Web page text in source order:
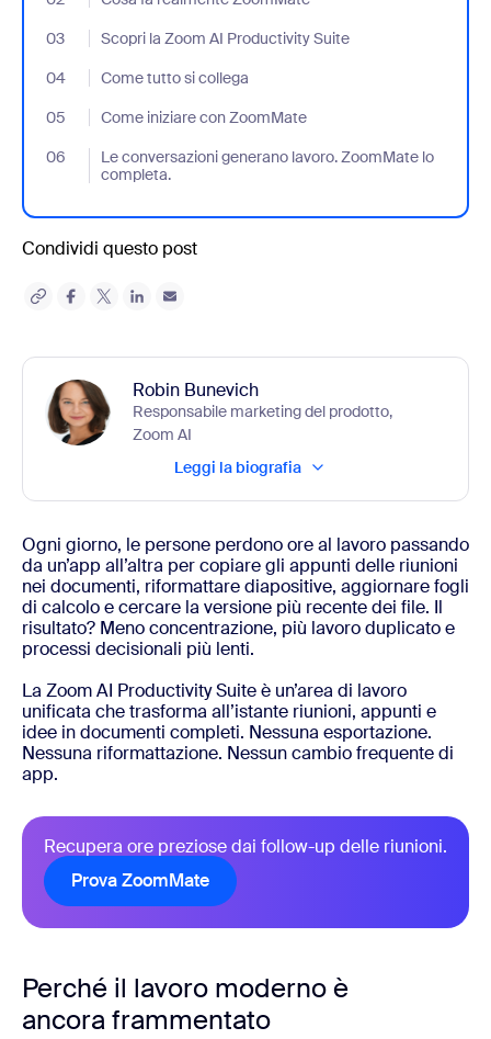
03
Scopri la Zoom AI Productivity Suite
- Jumplink to Scopri la Zoom AI Productivity Suite
04
Come tutto si collega
- Jumplink to Come tutto si collega
05
Come iniziare con ZoomMate
- Jumplink to Come iniziare con ZoomMate
06
Le conversazioni generano lavoro. ZoomMate lo
completa.
- Jumplink to Le conversazioni generano lavoro. ZoomMate lo
Condividi questo post
Robin Bunevich
Responsabile marketing del prodotto,
Zoom AI
Leggi la biografia
Ogni giorno, le persone perdono ore al lavoro passando
da un’app all’altra per copiare gli appunti delle riunioni
nei documenti, riformattare diapositive, aggiornare fogli
di calcolo e cercare la versione più recente dei file. Il
risultato? Meno concentrazione, più lavoro duplicato e
processi decisionali più lenti.
La Zoom AI Productivity Suite è un’area di lavoro
unificata che trasforma all’istante riunioni, appunti e
idee in documenti completi. Nessuna esportazione.
Nessuna riformattazione. Nessun cambio frequente di
app.
Recupera ore preziose dai follow-up delle riunioni.
Prova ZoomMate
Perché il lavoro moderno è
ancora frammentato